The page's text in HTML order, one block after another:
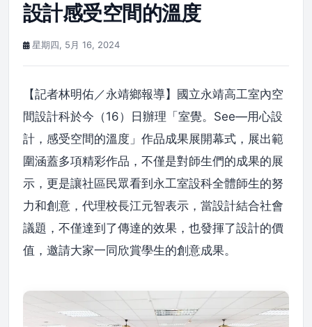
設計感受空間的溫度
星期四, 5月 16, 2024
【記者林明佑／永靖鄉報導】國立永靖高工室內空
間設計科於今（16）日辦理「室覺。See—用心設
計，感受空間的溫度」作品成果展開幕式，展出範
圍涵蓋多項精彩作品，不僅是對師生們的成果的展
示，更是讓社區民眾看到永工室設科全體師生的努
力和創意，代理校長江元智表示，當設計結合社會
議題，不僅達到了傳達的效果，也發揮了設計的價
值，邀請大家一同欣賞學生的創意成果。